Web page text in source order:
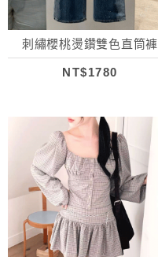
刺繡櫻桃燙鑽雙色直筒褲
NT$1780